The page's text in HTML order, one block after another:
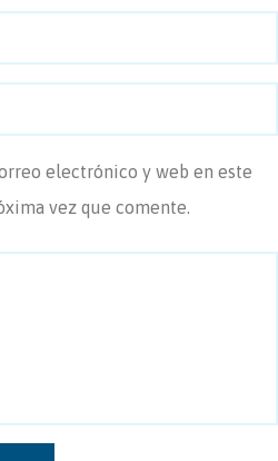
electrónico y web en este
vez que comente.